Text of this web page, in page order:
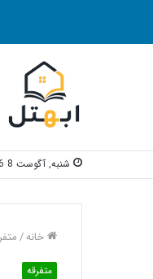
شنبه, آگوست 8 2026
خانه/
متفرقه